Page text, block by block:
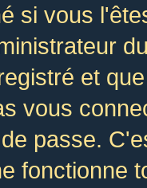
si vous
et
vous
passe.
fonctionne